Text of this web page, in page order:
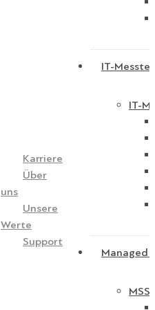
Karriere
Über
uns
Unsere
Werte
Support
IT-
IT-
Managed